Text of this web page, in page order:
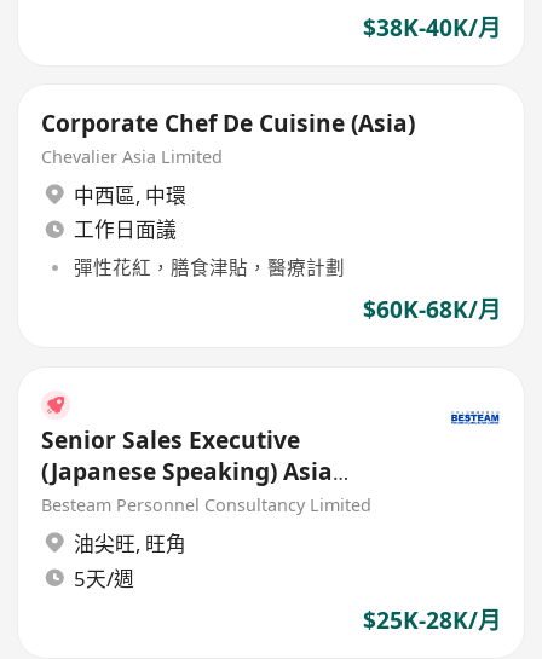
$38K-40K/月
Corporate Chef De Cuisine (Asia)
Chevalier Asia Limited
中西區, 中環
工作日面議
彈性花紅，膳食津貼，醫療計劃
$60K-68K/月
Senior Sales Executive
(Japanese Speaking) Asia
Market (25K - 30K) 5 days
Besteam Personnel Consultancy Limited
油尖旺, 旺角
5天/週
$25K-28K/月